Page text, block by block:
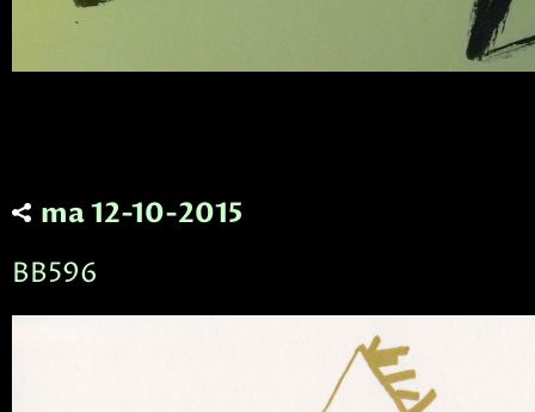
ma 12-10-2015
BB596